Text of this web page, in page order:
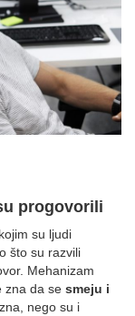
progovorili
su ljudi
što su razvili
Mehanizam
zna da se smeju i
nego su i